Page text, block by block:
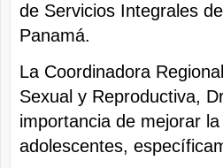
de Servicios Integrales
Panamá.
La Coordinadora
Sexual y Reproductiva,
importancia de mejorar
adolescentes,